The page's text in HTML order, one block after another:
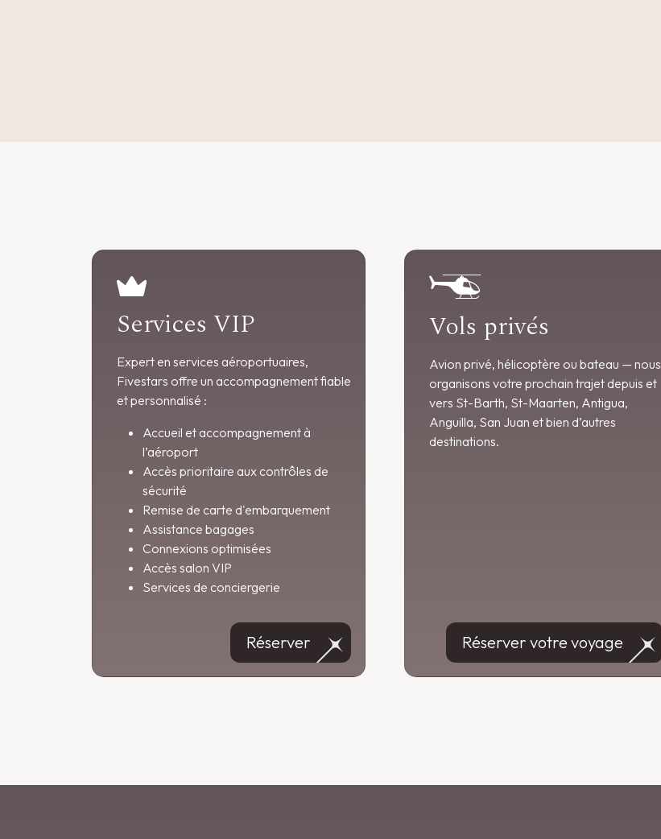
Services VIP
Expert en services aéroportuaires,
Fivestars offre un accompagnement fiable
et personnalisé :
Accueil et accompagnement à
l’aéroport
Accès prioritaire aux contrôles de
sécurité
Remise de carte d'embarquement
Assistance bagages
Connexions optimisées
Accès salon VIP
Services de conciergerie
Réserver
Vols privés
Avion privé, hélicoptère ou bateau — nous
organisons votre prochain trajet depuis et
vers St-Barth, St-Maarten, Antigua,
Anguilla, San Juan et bien d’autres
destinations.
Réserver votre voyage